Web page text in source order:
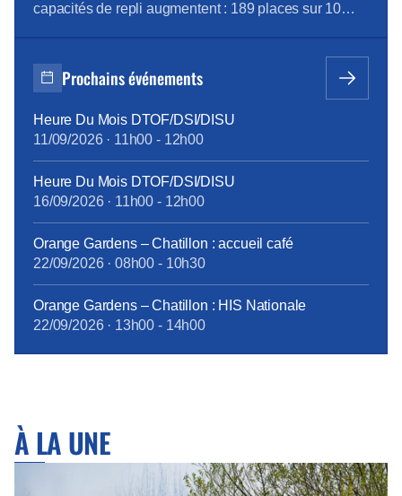
capacités de repli augmentent : 189 places sur 10
salariés de revenir 1 jour par semaine sur site, sur la
base du […]
Prochains événements
Heure Du Mois DTOF/DSI/DISU
11/09/2026· 11h00 - 12h00
Heure Du Mois DTOF/DSI/DISU
16/09/2026· 11h00 - 12h00
Orange Gardens – Chatillon : accueil café
22/09/2026· 08h00 - 10h30
Orange Gardens – Chatillon : HIS Nationale
22/09/2026· 13h00 - 14h00
À LA UNE